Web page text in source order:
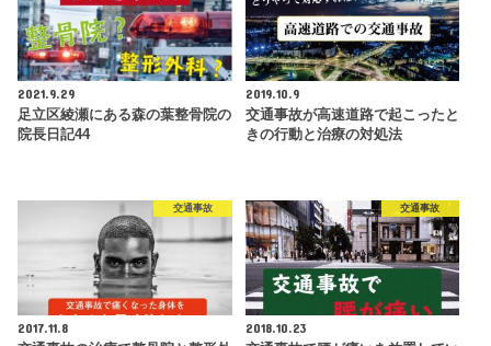
2021.9.29
足立区綾瀬にある森の葉整骨院の
院長日記44
2019.10.9
交通事故が高速道路で起こったと
きの行動と治療の対処法
交通事故
2017.11.8
交通事故
2018.10.23